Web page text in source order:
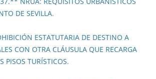
DE SEVILLA.
ESTATUTARIA DE DESTINO A
CON OTRA CLÁUSULA QUE RECARGA
PISOS TURÍSTICOS.